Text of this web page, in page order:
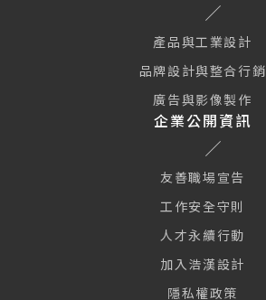
產品與工業設計
品牌設計與整合行銷
廣告與影像製作
企業公開資訊
友善職場宣告
工作安全守則
人才永續行動
加入浩漢設計
隱私權政策